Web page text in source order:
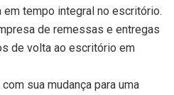
tempo integral no escritório.
de remessas e entregas
de volta ao escritório em
sua mudança para uma